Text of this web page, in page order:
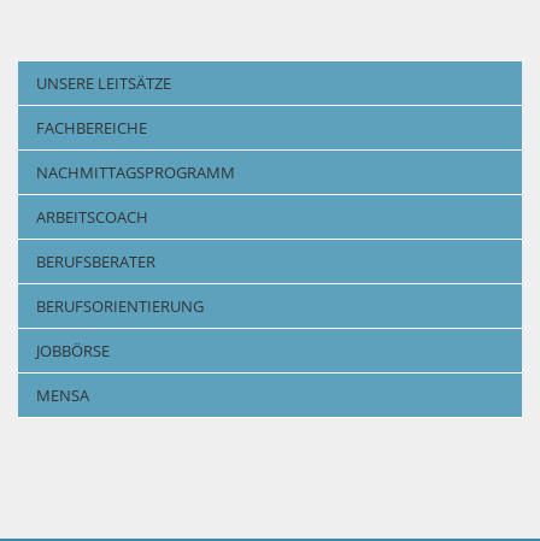
UNSERE LEITSÄTZE
FACHBEREICHE
NACHMITTAGSPROGRAMM
ARBEITSCOACH
BERUFSBERATER
BERUFSORIENTIERUNG
JOBBÖRSE
MENSA